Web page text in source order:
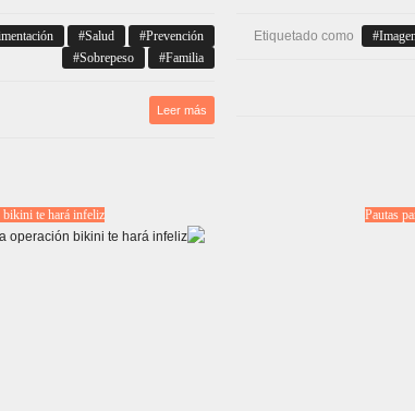
Salud
Prevención
Sobrepeso
Familia
Leer más
Etiquetado como
bikini te hará infeliz Pautas